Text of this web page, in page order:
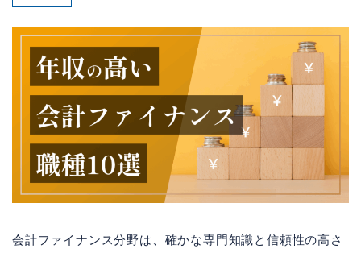
会計ファイナンス分野は、確かな専門知識と信頼性の高さ